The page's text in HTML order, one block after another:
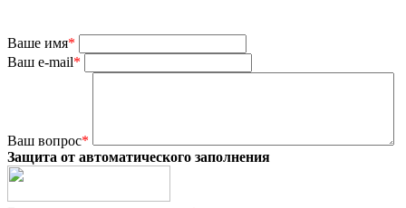
Ваше имя*
Ваш e-mail*
Ваш вопрос*
Защита от автоматического заполнения